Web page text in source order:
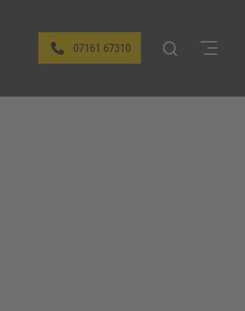
07161 67310